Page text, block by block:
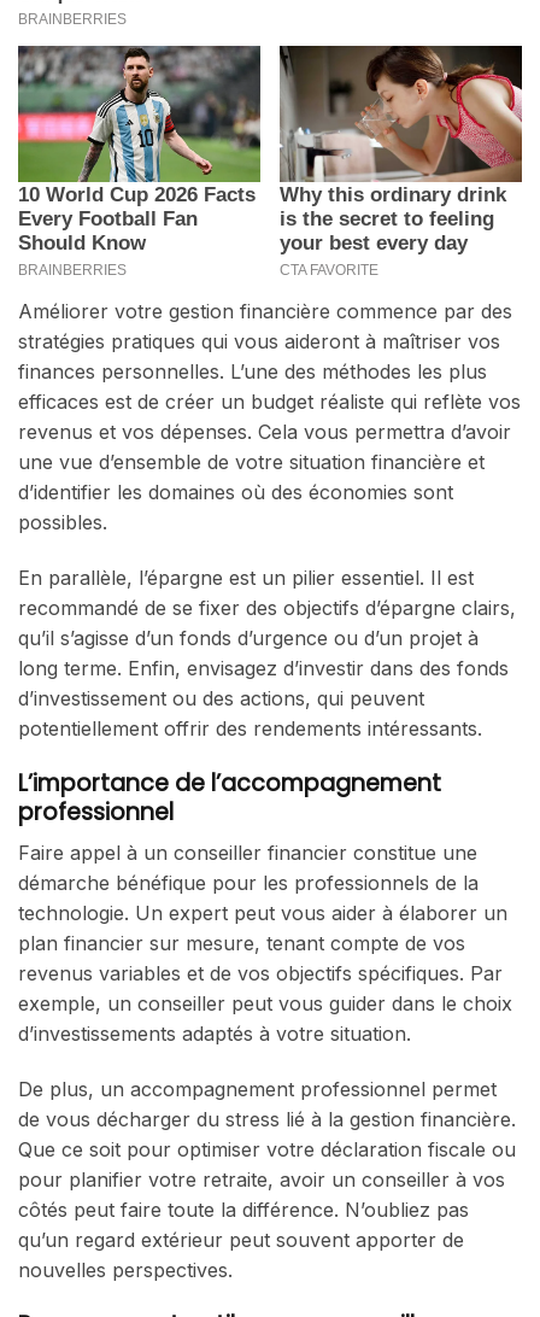
Améliorer votre gestion financière commence par des
stratégies pratiques qui vous aideront à maîtriser vos
finances personnelles. L’une des méthodes les plus
efficaces est de créer un budget réaliste qui reflète vos
revenus et vos dépenses. Cela vous permettra d’avoir
une vue d’ensemble de votre situation financière et
d’identifier les domaines où des économies sont
possibles.
En parallèle, l’épargne est un pilier essentiel. Il est
recommandé de se fixer des objectifs d’épargne clairs,
qu’il s’agisse d’un fonds d’urgence ou d’un projet à
long terme. Enfin, envisagez d’investir dans des fonds
d’investissement ou des actions, qui peuvent
potentiellement offrir des rendements intéressants.
L’importance de l’accompagnement
professionnel
Faire appel à un conseiller financier constitue une
démarche bénéfique pour les professionnels de la
technologie. Un expert peut vous aider à élaborer un
plan financier sur mesure, tenant compte de vos
revenus variables et de vos objectifs spécifiques. Par
exemple, un conseiller peut vous guider dans le choix
d’investissements adaptés à votre situation.
De plus, un accompagnement professionnel permet
de vous décharger du stress lié à la gestion financière.
Que ce soit pour optimiser votre déclaration fiscale ou
pour planifier votre retraite, avoir un conseiller à vos
côtés peut faire toute la différence. N’oubliez pas
qu’un regard extérieur peut souvent apporter de
nouvelles perspectives.